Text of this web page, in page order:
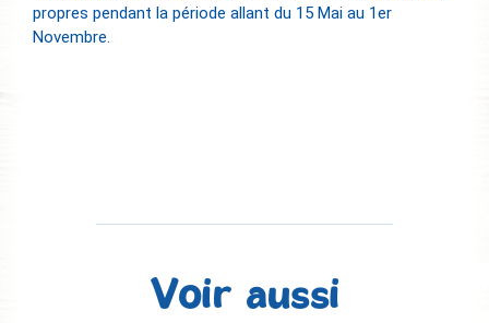
propres pendant la période allant du 15 Mai au 1er
Novembre.
Voir aussi